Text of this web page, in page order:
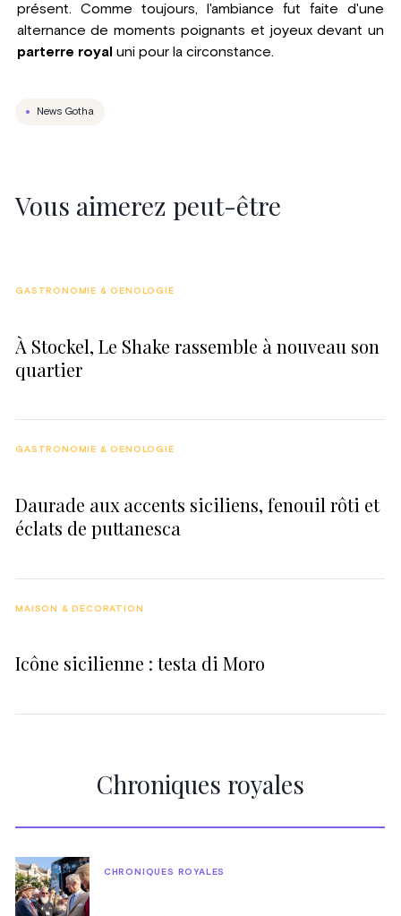
présent. Comme toujours, l'ambiance fut faite d'une
alternance de moments poignants et joyeux devant un
parterre royal uni pour la circonstance.
News Gotha
Vous aimerez peut-être
À Stockel, Le Shake rassemble à nouveau son
quartier
GASTRONOMIE & OENOLOGIE
Daurade aux accents siciliens, fenouil rôti et
éclats de puttanesca
GASTRONOMIE & OENOLOGIE
Icône sicilienne : testa di Moro
MAISON & DÉCORATION
Chroniques royales
CHRONIQUES ROYALES